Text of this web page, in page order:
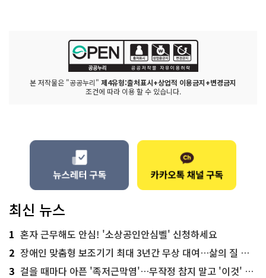
본 저작물은 "공공누리" 제4유형:출처표시+상업적 이용금지+변경금지
조건에 따라 이용 할 수 있습니다.
최신 뉴스
1 혼자 근무해도 안심! '소상공인안심벨' 신청하세요
2 장애인 맞춤형 보조기기 최대 3년간 무상 대여…삶의 질 높인다
3 걸을 때마다 아픈 '족저근막염'…무작정 참지 말고 '이것' 해보세요!